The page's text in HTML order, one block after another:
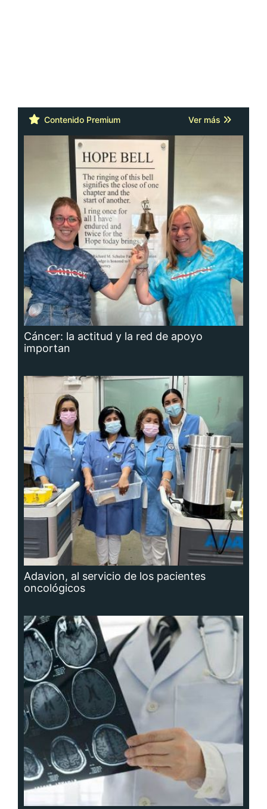
Contenido Premium Ver más
Cáncer: la actitud y la red de apoyo
importan
Adavion, al servicio de los pacientes
oncológicos